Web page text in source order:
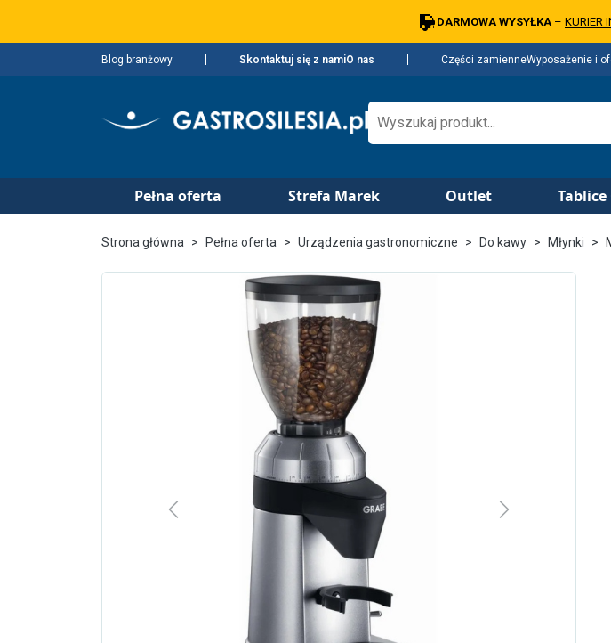
DARMOWA WYSYŁKA – KURIER
Blog branżowy Skontaktuj się z namiO nas Części zamienneWyposażenie i
Pełna oferta Strefa Marek Outlet Tablice
Strona główna Pełna oferta Urządzenia gastronomiczne Do kawy Młynki
Previous Next